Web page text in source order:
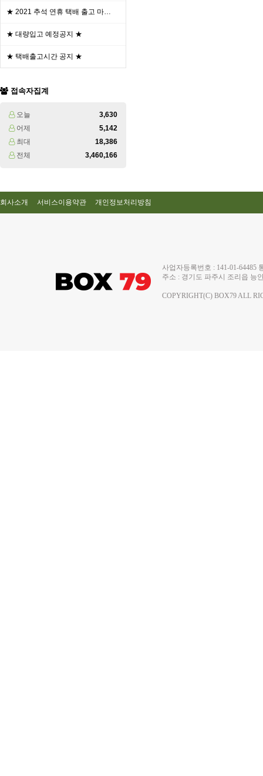
★ 2021 추석 연휴 택배 출고 마…
★ 대량입고 예정공지 ★
★ 택배출고시간 공지 ★
접속자집계
오늘
3,630
어제
5,142
최대
18,386
전체
3,460,166
회사소개 서비스이용약관 개인정보처리방침
사업자등록번호 : 141-01-
주소 : 경기도 파주시 조리읍 능
COPYRIGHT(C) BOX79 ALL